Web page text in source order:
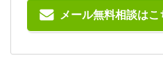
メール無料相談はこ